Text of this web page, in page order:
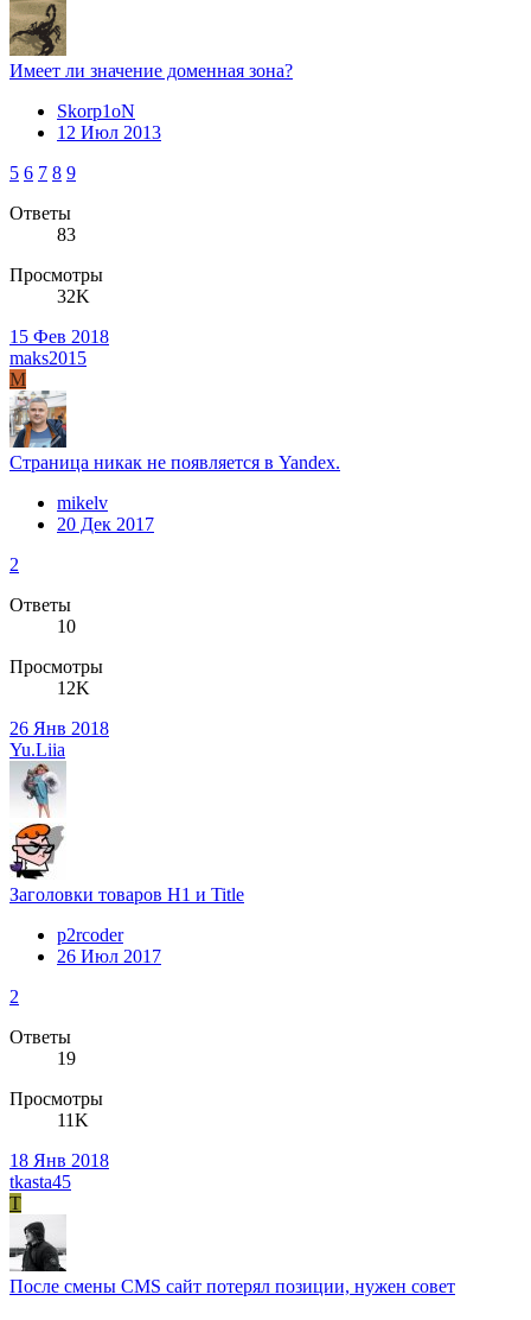
Имеет ли значение доменная зона?
Skorp1oN
12 Июл 2013
5 6 7 8 9
Ответы
83
Просмотры
32K
15 Фев 2018
maks2015
M
Страница никак не появляется в Yandex.
mikelv
20 Дек 2017
2
Ответы
10
Просмотры
12K
26 Янв 2018
Yu.Liia
Заголовки товаров H1 и Title
p2rcoder
26 Июл 2017
2
Ответы
19
Просмотры
11K
18 Янв 2018
tkasta45
T
После смены CMS сайт потерял позиции, нужен совет